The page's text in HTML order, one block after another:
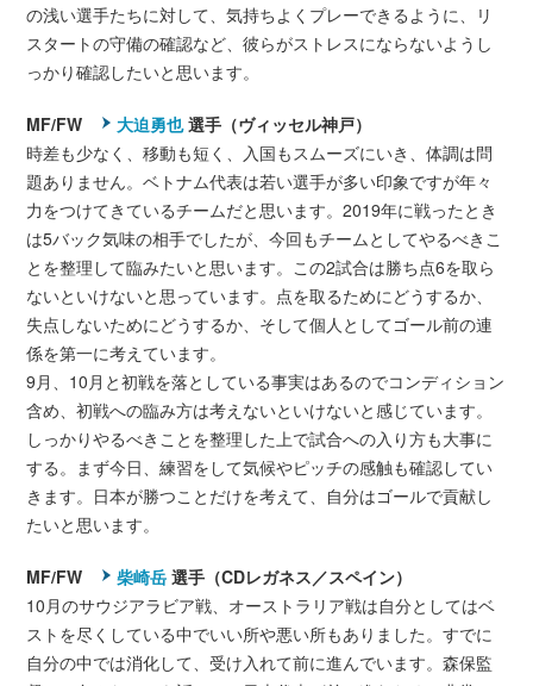
の浅い選手たちに対して、気持ちよくプレーできるように、リ
スタートの守備の確認など、彼らがストレスにならないようし
っかり確認したいと思います。
MF/FW 大迫勇也選手（ヴィッセル神戸）
時差も少なく、移動も短く、入国もスムーズにいき、体調は問
題ありません。ベトナム代表は若い選手が多い印象ですが年々
力をつけてきているチームだと思います。2019年に戦ったとき
は5バック気味の相手でしたが、今回もチームとしてやるべきこ
とを整理して臨みたいと思います。この2試合は勝ち点6を取ら
ないといけないと思っています。点を取るためにどうするか、
失点しないためにどうするか、そして個人としてゴール前の連
係を第一に考えています。
9月、10月と初戦を落としている事実はあるのでコンディション
含め、初戦への臨み方は考えないといけないと感じています。
しっかりやるべきことを整理した上で試合への入り方も大事に
する。まず今日、練習をして気候やピッチの感触も確認してい
きます。日本が勝つことだけを考えて、自分はゴールで貢献し
たいと思います。
MF/FW 柴崎岳 選手（CDレガネス／スペイン）
10月のサウジアラビア戦、オーストラリア戦は自分としてはベ
ストを尽くしている中でいい所や悪い所もありました。すでに
自分の中では消化して、受け入れて前に進んでいます。森保監